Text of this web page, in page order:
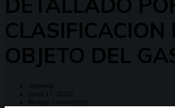
CLASIFICACION
OBJETO DEL
Tesoreria
Junio 17, 2023
No Hay Comentarios